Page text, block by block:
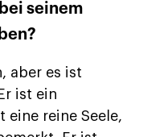
seinem
aber es ist
ist ein
eine reine Seele,